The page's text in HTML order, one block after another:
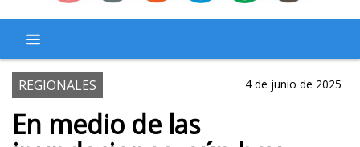
REGIONALES 4 de junio de 2025
En medio de las